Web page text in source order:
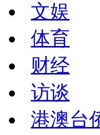
文娱
体育
财经
访谈
港澳台